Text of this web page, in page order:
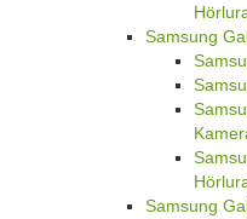
Samsung
Samsung